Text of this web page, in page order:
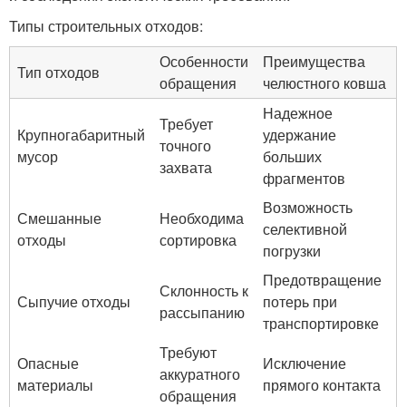
Типы строительных отходов:
Тип отходов
Особенности
обращения
Преимущества
челюстного ковша
Крупногабаритный
мусор
Требует
точного
захвата
Надежное
удержание
больших
фрагментов
Смешанные
отходы
Необходима
сортировка
Возможность
селективной
погрузки
Сыпучие отходы
Склонность к
рассыпанию
Предотвращение
потерь при
транспортировке
Опасные
материалы
Требуют
аккуратного
обращения
Исключение
прямого контакта